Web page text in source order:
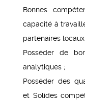
Bonnes
capacité à
partenaires locaux
Posséder de
analytiques ;
Posséder des
et Solides